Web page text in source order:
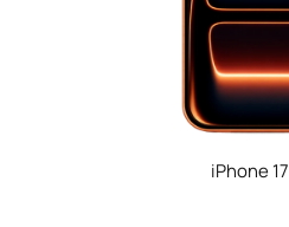
iPhone